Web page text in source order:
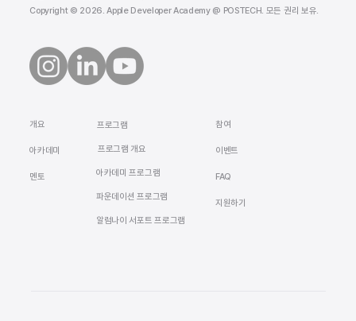
Copyright © 2026. Apple Developer Academy @ POSTECH. 모든 권리 보유.
​개요
​아카데미
멘토
프로그램
프로그램 개요
아카데미 프로그램
​파운데이션 프로그램
알럼나이 서포트 프로그램
참여
이벤트
FAQ
지원하기